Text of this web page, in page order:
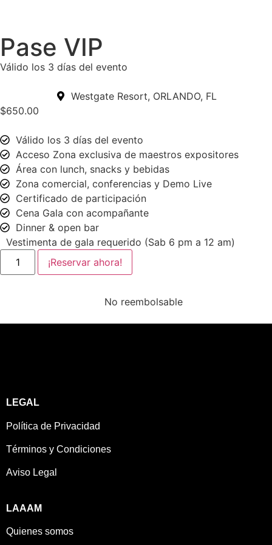
Pase VIP
Válido los 3 días del evento
Westgate Resort, ORLANDO, FL
$650.00
Válido los 3 días del evento
Acceso Zona exclusiva de maestros expositores
Área con lunch, snacks y bebidas
Zona comercial, conferencias y Demo Live
Certificado de participación
Cena Gala con acompañante
Dinner & open bar
Vestimenta de gala requerido (Sab 6 pm a 12 am)
¡Reservar ahora!
No reembolsable
LEGAL
Política de Privacidad
Términos y Condiciones
Aviso Legal
LAAAM
Quienes somos